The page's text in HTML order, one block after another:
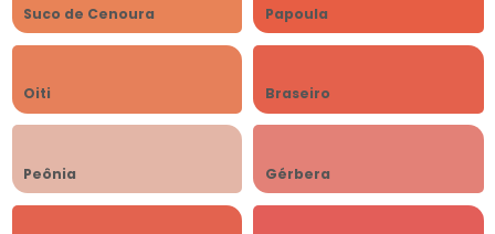
Suco de Cenoura Papoula
Oiti Braseiro
Peônia Gérbera